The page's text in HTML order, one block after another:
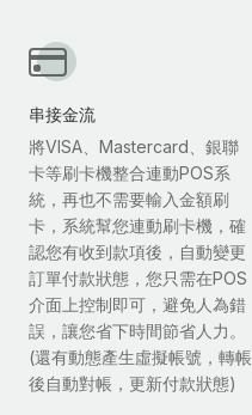
串接金流
將VISA、Mastercard、銀聯
卡等刷卡機整合連動POS系
統，再也不需要輸入金額刷
卡，系統幫您連動刷卡機，確
認您有收到款項後，自動變更
訂單付款狀態，您只需在POS
介面上控制即可，避免人為錯
誤，讓您省下時間節省人力。
(還有動態產生虛擬帳號，轉帳
後自動對帳，更新付款狀態)